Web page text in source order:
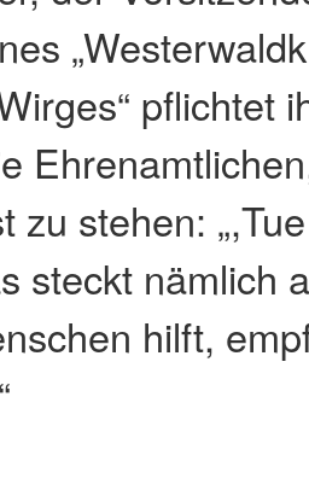
pflichtet
zu stehen:
steckt nämlich
hilft,